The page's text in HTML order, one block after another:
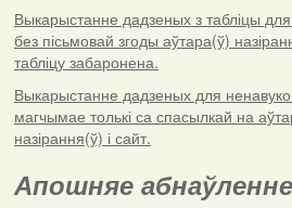
Выкарыстанне дадзеных з табліцы
без пісьмовай згоды аўтара(ў)
табліцу забаронена.
Выкарыстанне дадзеных для
магчымае толькі са спасылкай на
назірання(ў) і сайт.
Апошняе абнаўленне